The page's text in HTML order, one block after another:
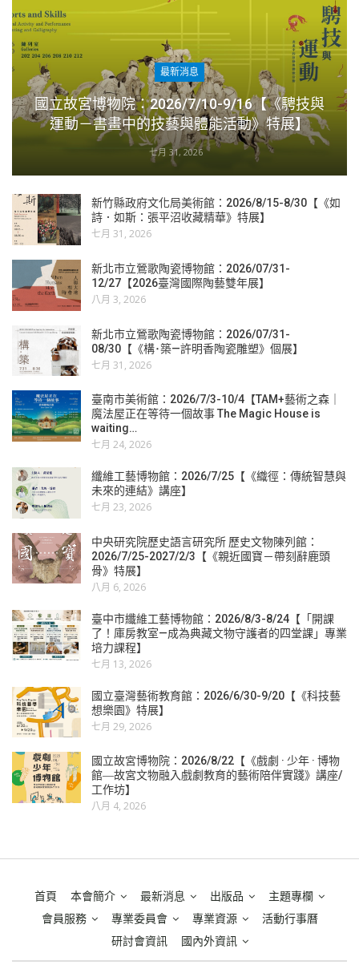
最新消息
國立故宮博物院：2026/7/10-9/16【《騁技與
運動－書畫中的技藝與體能活動》特展】
七月 31, 2026
新竹縣政府文化局美術館：2026/8/15-8/30【《如
詩．如斯：張平沼收藏精華》特展】
七月 31, 2026
新北市立鶯歌陶瓷博物館：2026/07/31-
12/27【2026臺灣國際陶藝雙年展】
八月 3, 2026
新北市立鶯歌陶瓷博物館：2026/07/31-
08/30【《構･築—許明香陶瓷雕塑》個展】
七月 31, 2026
臺南市美術館：2026/7/3-10/4【TAM+藝術之森｜
魔法屋正在等待一個故事 The Magic House is
waiting…
七月 24, 2026
纖維工藝博物館：2026/7/25【《織徑：傳統智慧與
未來的連結》講座】
七月 23, 2026
中央研究院歷史語言研究所 歷史文物陳列館：
2026/7/25-2027/2/3【《親近國寶－帶刻辭鹿頭
骨》特展】
八月 6, 2026
臺中市纖維工藝博物館：2026/8/3-8/24【「開課
了！庫房教室—成為典藏文物守護者的四堂課」專業
培力課程】
七月 13, 2026
國立臺灣藝術教育館：2026/6/30-9/20【《科技藝
想樂園》特展】
七月 29, 2026
國立故宮博物院：2026/8/22【《戲劇 · 少年 · 博物
館―故宮文物融入戲劇教育的藝術陪伴實踐》講座/
工作坊】
八月 4, 2026
首頁 本會簡介 最新消息 出版品
主題專欄
會員服務
專業委員會 專業資源
活動行事曆
研討會資訊
國內外資訊